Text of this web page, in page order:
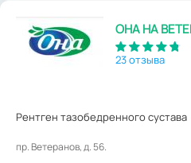
ОНА НА
23 отзыва
Рентген тазобедренного сустава
пр. Ветеранов, д. 56.